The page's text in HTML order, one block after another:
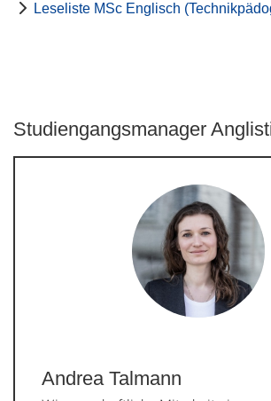
Leseliste MSc Englisch
Studiengangsmanager
Andrea Talmann